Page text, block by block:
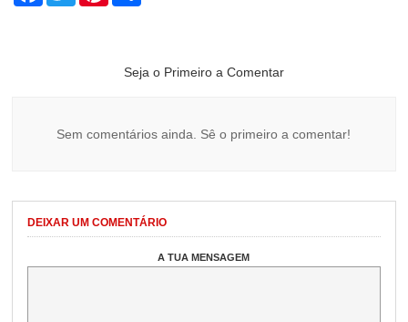
Seja o Primeiro a Comentar
Sem comentários ainda. Sê o primeiro a comentar!
DEIXAR UM COMENTÁRIO
A TUA MENSAGEM